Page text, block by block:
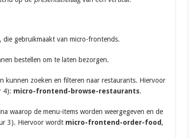
die gebruikmaakt van micro-frontends.
bestellen om te laten bezorgen.
kunnen zoeken en filteren naar restaurants. Hiervoor
4): micro-frontend-browse-restaurants.
waarop de menu-items worden weergegeven en de
3). Hiervoor wordt micro-frontend-order-food,